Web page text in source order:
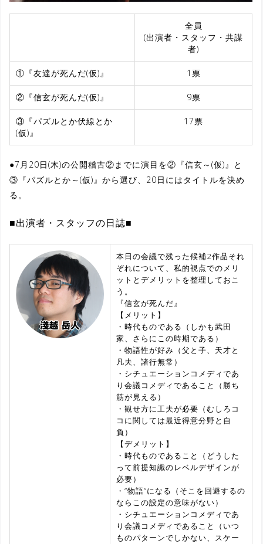
全員
(出演者・スタッフ・共謀
者)
①『友達が死んだ(仮)』 1票
②『信玄が死んだ(仮)』 9票
③『パズルとか伏線とか
(仮)』
17票
●7月20日(木)の公開稽古②までに演目を②『信玄～(仮)』と
③『パズルとか～(仮)』から選び、20日にはタイトルを決め
る。
■出演者・スタッフの日誌■
本日の会議で残った候補2作品それ
ぞれについて、私的視点でのメリ
ットとデメリットを整理しておこ
う。
『信玄が死んだ』
【メリット】
・時代ものである（しかも武田
家、さらにこの時期である）
・物語性が好み（父と子、天才と
凡夫、諸行無常）
・シチュエーションコメディであ
り会議コメディであること（勝ち
筋が見える）
・観せ方に工夫が必要（むしろコ
コに関しては最近得意分野と自
負）
【デメリット】
・時代ものであること（どうした
って前提知識のレベルデザインが
必要）
・”物語”になる（そこを回避するの
ならこの設定の意味がない）
・シチュエーションコメディであ
り会議コメディであること（いつ
ものパターンでしかない、スケー